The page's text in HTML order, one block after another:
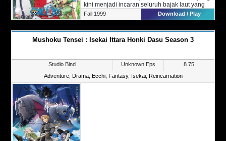
kini menjadi incaran seluruh bajak laut yang
ada di dunia.
Di Era Bajak Laut saat ini, ada seorang remaja
cita untuk menjadi seorang Raja Bajak Laut.
Namun Luffy sadar bahwa ia tidak bisa
dengan teman-temannya yang baru. Berbeda
dengan bajak laut lain yang ganas dan jahat,
Luffy bersama teman-temannya berlayar
murni atas dasar petualangan serta mencari
Fall 1999 Download / Play
Mushoku Tensei : Isekai Ittara Honki Dasu Season 3
Studio Bind Unknown Eps
8.75
Adventure, Drama, Ecchi, Fantasy, Isekai, Reincarnation